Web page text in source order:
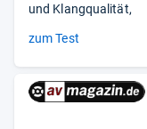
und Klangqualität,
zum Test